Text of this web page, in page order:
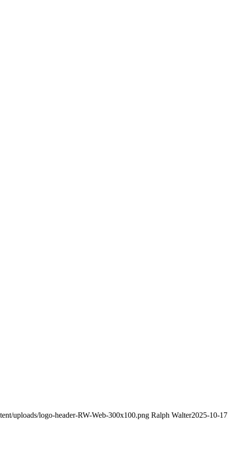
uploads/logo-header-RW-Web-300x100.png Ralph Walter2025-10-17